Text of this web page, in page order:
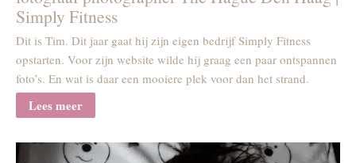
Simply Fitness
Dit is Tim. Dit jaar gaat hij zijn eigen bedrijf Simply Fitness
opstarten. Voor zijn website wilde hij graag een paar ontspannen
foto’s. En wat is daar een mooiere plek voor dan het strand.
Lees meer